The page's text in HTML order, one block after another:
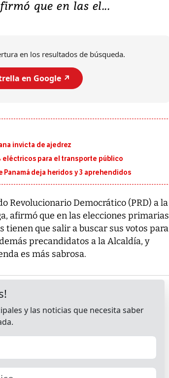
que en las el...
en los resultados de búsqueda.
en Google ↗️
invicta de ajedrez
eléctricos para el transporte público
deja heridos y 3 aprehendidos
Revolucionario Democrático (PRD) a la
afirmó que en las elecciones primarias
tienen que salir a buscar sus votos para
precandidatos a la Alcaldía, y
es más sabrosa.
al sur de Japón, provocando una